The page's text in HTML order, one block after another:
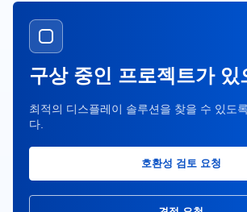
구상 중인 프로젝트가 있
최적의 디스플레이 솔루션을 찾을 수 있도
다.
호환성 검토 요청